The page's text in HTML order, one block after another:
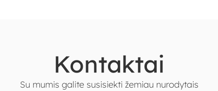
Kontaktai
Su mumis galite susisiekti žemiau nurodytais